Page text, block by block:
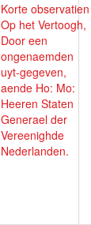
Korte observatien
Op het Vertoogh,
Door een
ongenaemden
uyt-gegeven,
aende Ho: Mo:
Heeren Staten
Generael der
Vereenighde
Nederlanden.